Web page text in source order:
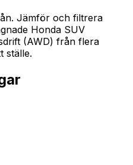
Jämför och filtrera
Honda SUV
(AWD) från flera
ställe.